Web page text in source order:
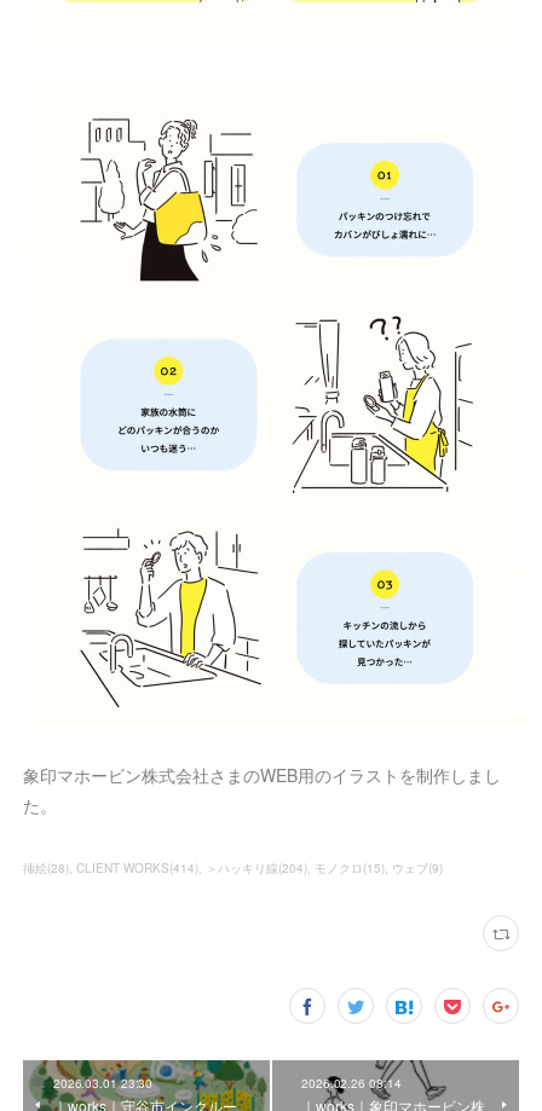
象印マホービン株式会社さまのWEB用のイラストを制作しまし
た。
挿絵(28) CLIENT WORKS(414) ＞ハッキリ線(204) モノクロ (15) ウェブ(9)
2026.03.01 23:30
｜works｜守谷市インクルー
2026.02.26 08:14
｜works｜象印マホービン株